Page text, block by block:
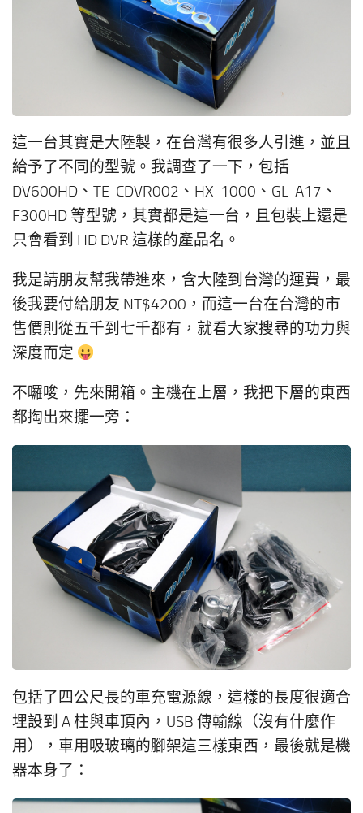
這一台其實是大陸製，在台灣有很多人引進，並且
給予了不同的型號。我調查了一下，包括
DV600HD、TE-CDVR002、HX-1000、GL-A17、
F300HD 等型號，其實都是這一台，且包裝上還是
只會看到 HD DVR 這樣的產品名。
我是請朋友幫我帶進來，含大陸到台灣的運費，最
後我要付給朋友 NT$4200，而這一台在台灣的市
售價則從五千到七千都有，就看大家搜尋的功力與
深度而定
不囉唆，先來開箱。主機在上層，我把下層的東西
都掏出來擺一旁：
包括了四公尺長的車充電源線，這樣的長度很適合
埋設到 A 柱與車頂內，USB 傳輸線（沒有什麼作
用），車用吸玻璃的腳架這三樣東西，最後就是機
器本身了：